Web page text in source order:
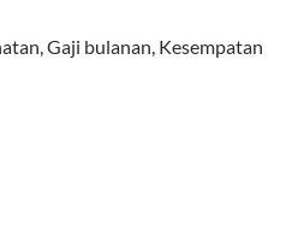
Gaji bulanan, Kesempatan